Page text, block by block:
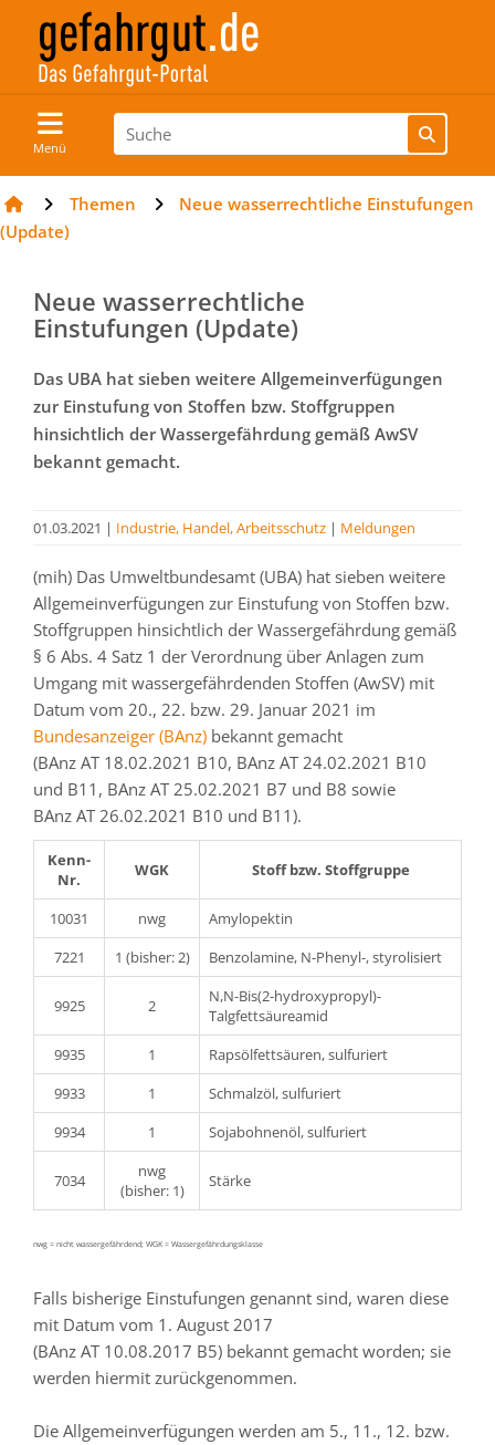
Menü
Themen
Neue wasserrechtliche Einstufungen
(Update)
Neue wasserrechtliche
Einstufungen (Update)
Das UBA hat sieben weitere Allgemeinverfügungen
zur Einstufung von Stoffen bzw. Stoffgruppen
hinsichtlich der Wassergefährdung gemäß AwSV
bekannt gemacht.
01.03.2021 | Industrie, Handel, Arbeitsschutz | Meldungen
(mih) Das Umweltbundesamt (UBA) hat sieben weitere
Allgemeinverfügungen zur Einstufung von Stoffen bzw.
Stoffgruppen hinsichtlich der Wassergefährdung gemäß
§ 6 Abs. 4 Satz 1 der Verordnung über Anlagen zum
Umgang mit wassergefährdenden Stoffen (AwSV) mit
Datum vom 20., 22. bzw. 29. Januar 2021 im
Bundesanzeiger (BAnz) bekannt gemacht
(BAnz AT 18.02.2021 B10, BAnz AT 24.02.2021 B10
und B11, BAnz AT 25.02.2021 B7 und B8 sowie
BAnz AT 26.02.2021 B10 und B11).
Kenn-
Nr.
WGK Stoff bzw. Stoffgruppe
10031 nwg
Amylopektin
7221
1 (bisher: 2) Benzolamine, N-Phenyl-, styrolisiert
9925 2
N,N-Bis(2-hydroxypropyl)-
Talgfettsäureamid
9935
1
Rapsölfettsäuren, sulfuriert
9933
1
Schmalzöl, sulfuriert
9934
1 Sojabohnenöl, sulfuriert
7034
nwg
(bisher: 1)
Stärke
nwg = nicht wassergefährdend; WGK = Wassergefährdungsklasse
Falls bisherige Einstufungen genannt sind, waren diese
mit Datum vom 1. August 2017
(BAnz AT 10.08.2017 B5) bekannt gemacht worden; sie
werden hiermit zurückgenommen.
Die Allgemeinverfügungen werden am 5., 11., 12. bzw.